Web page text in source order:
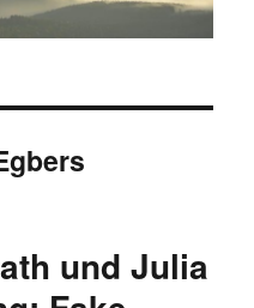
und Julia